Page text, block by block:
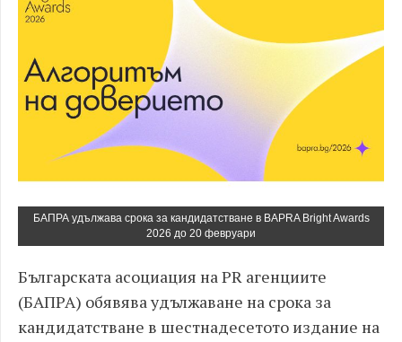
БАПРА удължава срока за кандидатстване в BAPRA Bright Awards
2026 до 20 февруари
Българската асоциация на PR агенциите
(БАПРА) обявява удължаване на срока за
кандидатстване в шестнадесетото издание на